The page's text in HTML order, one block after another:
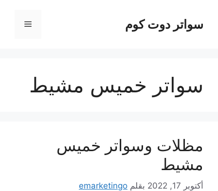
المحتوىسواتر دوت كوم القائمة
سواتر خميس مشيط
مظلات وسواتر خميس
مشيط
أكتوبر 17, 2022 بقلم emarketingo